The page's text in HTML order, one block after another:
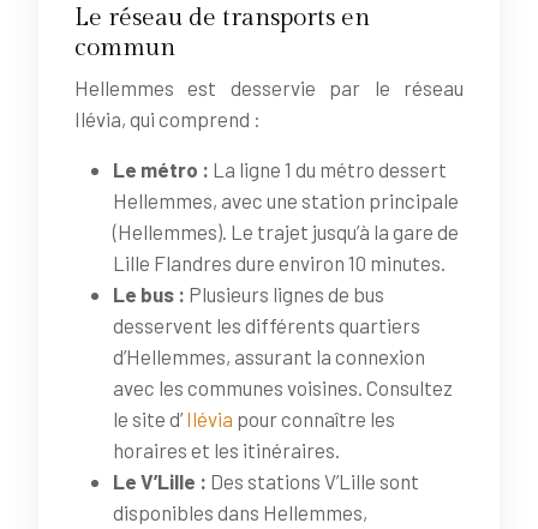
Le réseau de transports en
commun
Hellemmes est desservie par le réseau
Ilévia, qui comprend :
Le métro : La ligne 1 du métro dessert
Hellemmes, avec une station principale
(Hellemmes). Le trajet jusqu’à la gare de
Lille Flandres dure environ 10 minutes.
Le bus : Plusieurs lignes de bus
desservent les différents quartiers
d’Hellemmes, assurant la connexion
avec les communes voisines. Consultez
le site d’Ilévia pour connaître les
horaires et les itinéraires.
Le V’Lille : Des stations V’Lille sont
disponibles dans Hellemmes,